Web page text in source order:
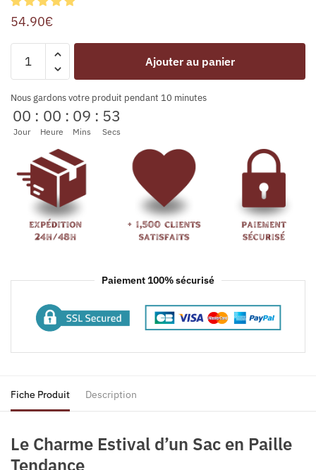
54.90€
Ajouter au panier
Nous gardons votre produit pendant 10 minutes
00
Jour
: 00
Heure
: 09
Mins
: 53
Secs
Paiement 100% sécurisé
Fiche Produit Description
Le Charme Estival d’un Sac en Paille
Tendance